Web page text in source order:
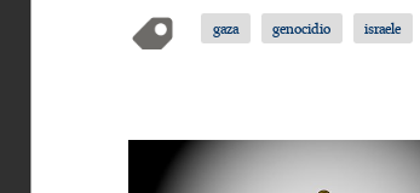
gaza genocidio israele